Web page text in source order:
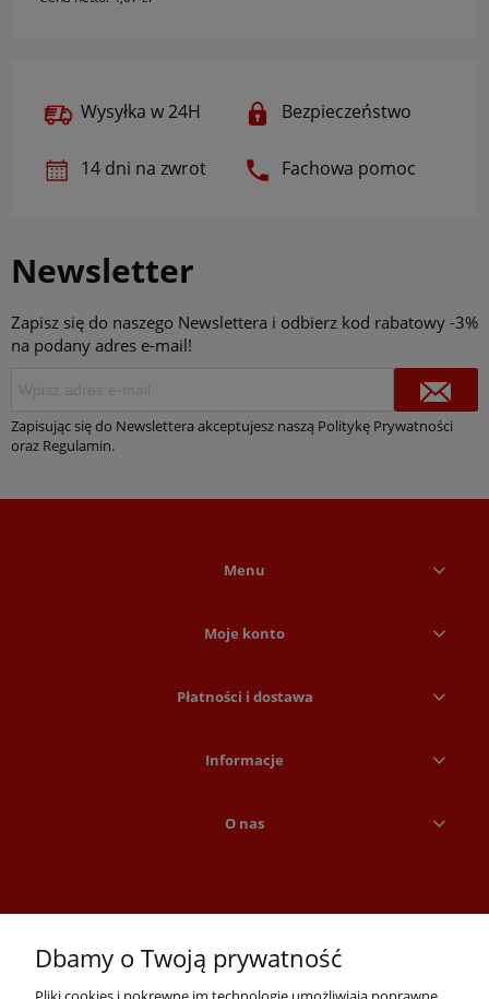
Wysyłka w 24H Bezpieczeństwo
14 dni na zwrot Fachowa pomoc
Newsletter
Zapisz się do naszego Newslettera i odbierz kod rabatowy -3%
na podany adres e-mail!
Zapisując się do Newslettera akceptujesz naszą Politykę Prywatności
oraz Regulamin.
Menu
Moje konto
Płatności i dostawa
Informacje
O nas
Dbamy o Twoją prywatność